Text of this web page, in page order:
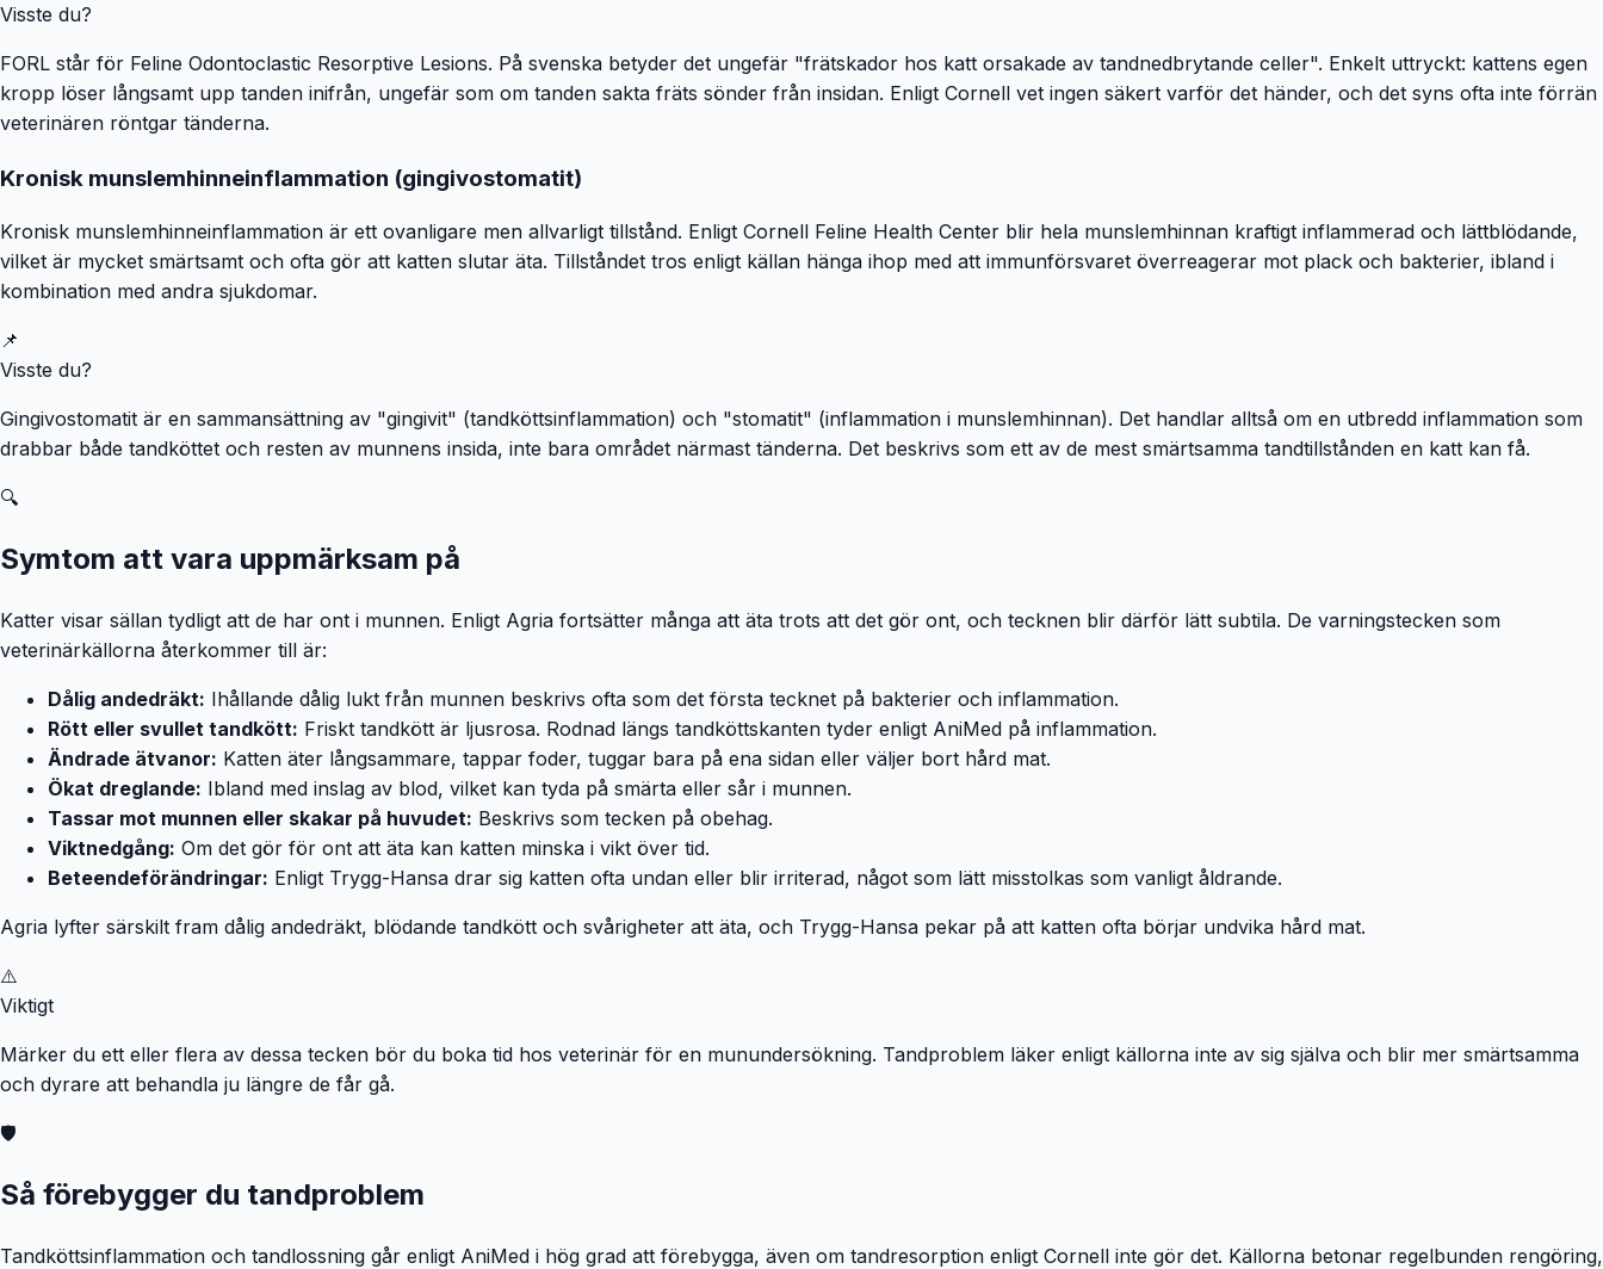
Visste du?
FORL står för Feline Odontoclastic Resorptive Lesions. På svenska betyder det ungefär "frätskador hos katt orsakade av tandnedbrytande celler". Enkelt uttryckt: kattens egen
kropp löser långsamt upp tanden inifrån, ungefär som om tanden sakta fräts sönder från insidan. Enligt Cornell vet ingen säkert varför det händer, och det syns ofta inte förrän
veterinären röntgar tänderna.
Kronisk munslemhinneinflammation (gingivostomatit)
Kronisk munslemhinneinflammation är ett ovanligare men allvarligt tillstånd. Enligt Cornell Feline Health Center blir hela munslemhinnan kraftigt inflammerad och lättblödande,
vilket är mycket smärtsamt och ofta gör att katten slutar äta. Tillståndet tros enligt källan hänga ihop med att immunförsvaret överreagerar mot plack och bakterier, ibland i
kombination med andra sjukdomar.
📌
Visste du?
Gingivostomatit är en sammansättning av "gingivit" (tandköttsinflammation) och "stomatit" (inflammation i munslemhinnan). Det handlar alltså om en utbredd inflammation som
drabbar både tandköttet och resten av munnens insida, inte bara området närmast tänderna. Det beskrivs som ett av de mest smärtsamma tandtillstånden en katt kan få.
🔍
Symtom att vara uppmärksam på
Katter visar sällan tydligt att de har ont i munnen. Enligt Agria fortsätter många att äta trots att det gör ont, och tecknen blir därför lätt subtila. De varningstecken som
veterinärkällorna återkommer till är:
Dålig andedräkt: Ihållande dålig lukt från munnen beskrivs ofta som det första tecknet på bakterier och inflammation.
Rött eller svullet tandkött: Friskt tandkött är ljusrosa. Rodnad längs tandköttskanten tyder enligt AniMed på inflammation.
Ändrade ätvanor: Katten äter långsammare, tappar foder, tuggar bara på ena sidan eller väljer bort hård mat.
Ökat dreglande: Ibland med inslag av blod, vilket kan tyda på smärta eller sår i munnen.
Tassar mot munnen eller skakar på huvudet: Beskrivs som tecken på obehag.
Viktnedgång: Om det gör för ont att äta kan katten minska i vikt över tid.
Beteendeförändringar: Enligt Trygg-Hansa drar sig katten ofta undan eller blir irriterad, något som lätt misstolkas som vanligt åldrande.
Agria lyfter särskilt fram dålig andedräkt, blödande tandkött och svårigheter att äta, och Trygg-Hansa pekar på att katten ofta börjar undvika hård mat.
⚠️
Viktigt
Märker du ett eller flera av dessa tecken bör du boka tid hos veterinär för en munundersökning. Tandproblem läker enligt källorna inte av sig själva och blir mer smärtsamma
och dyrare att behandla ju längre de får gå.
🛡️
Så förebygger du tandproblem
Tandköttsinflammation och tandlossning går enligt AniMed i hög grad att förebygga, även om tandresorption enligt Cornell inte gör det. Källorna betonar regelbunden rengöring,